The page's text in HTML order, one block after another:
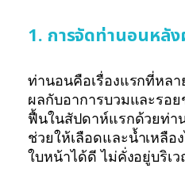
1. การจัดท่านอนหลั
ท่านอนคือเรื่องแรกที่หล
ผลกับอาการบวมและรอ
ฟื้นในสัปดาห์แรกด้วยท่า
ช่วยให้เลือดและน้ำเหลือ
ใบหน้าได้ดี ไม่คั่งอยู่บริเ